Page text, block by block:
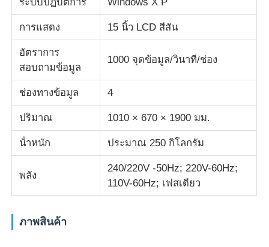
เครื่องทดสอบผ้า
เครื่องควบคุมอุณหภูมิและความชื้น
เครื่องทดสอบความแข็ง
การแสดง 15 นิ้ว LCD สีสัน
อัตราการ
สอบถามข้อมูล
1000 จุดข้อมูล/วินาที/ช่อง
ช่องทางข้อมูล 4
ปริมาณ 1010 × 670 × 1900 มม.
น้ําหนัก ประมาณ 250 กิโลกรัม
พลัง
240/220V -50Hz; 220V-60Hz;
110V-60Hz; เฟสเดียว
ภาพสินค้า